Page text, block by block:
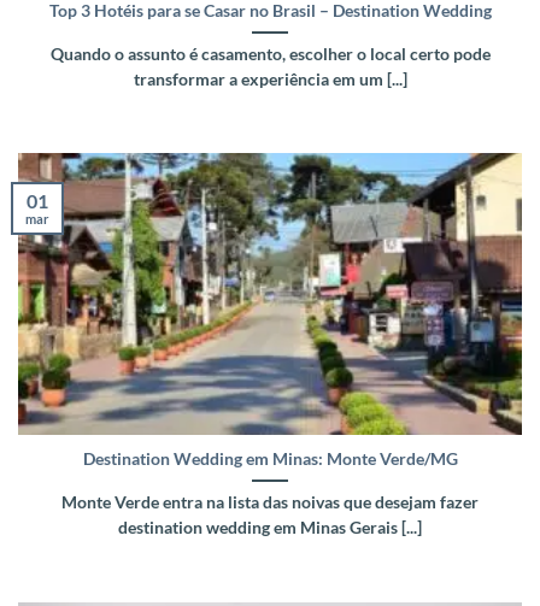
Top 3 Hotéis para se Casar no Brasil – Destination Wedding
Quando o assunto é casamento, escolher o local certo pode
transformar a experiência em um [...]
Destination Wedding em Minas: Monte Verde/MG
Monte Verde entra na lista das noivas que desejam fazer
destination wedding em Minas Gerais [...]
01
mar